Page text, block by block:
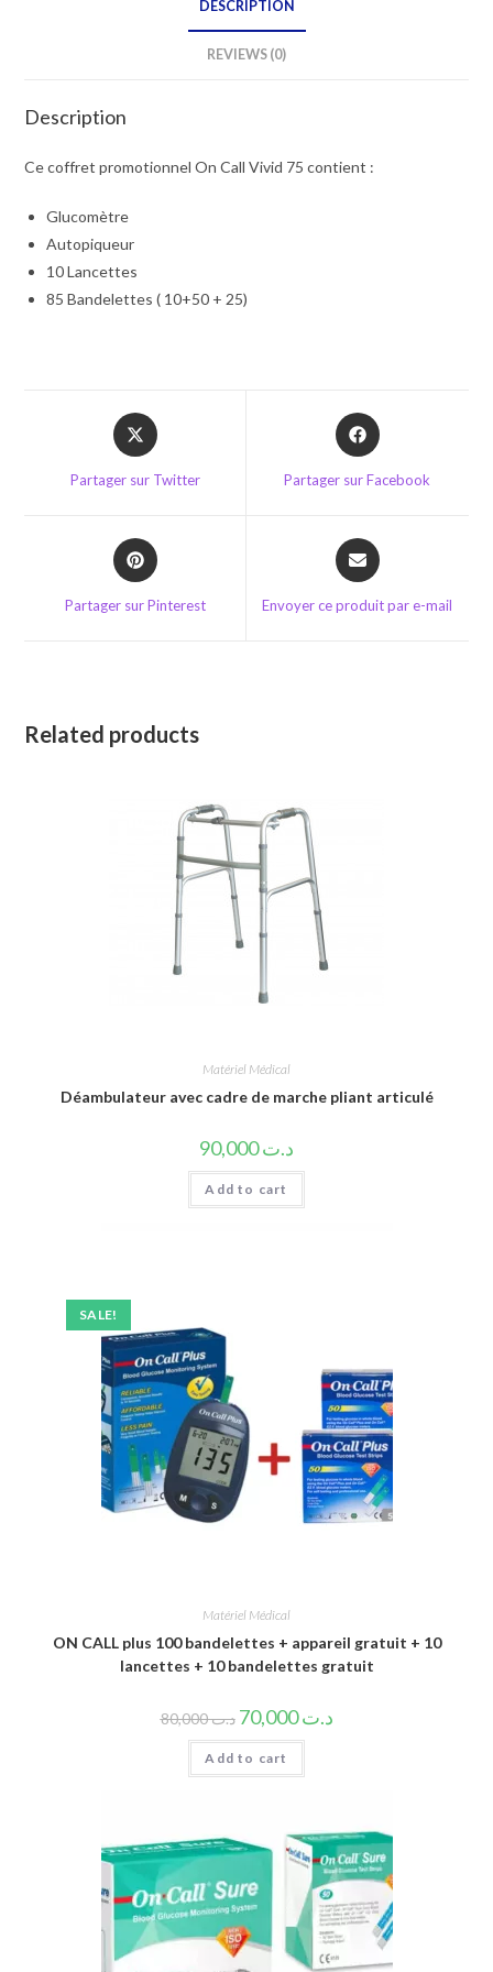
DESCRIPTION
REVIEWS (0)
Description
Ce coffret promotionnel On Call Vivid 75 contient :
Glucomètre
Autopiqueur
10 Lancettes
85 Bandelettes ( 10+50 + 25)
Opens
in
new
Partager sur Twitter
Opens
in
Partager sur Facebook
Opens
in
Partager sur Pinterest
Opens
in
new
Envoyer ce produit par e-mail
Related products
Matériel Médical
Déambulateur avec cadre de marche pliant articulé
د.ت90,000
Add to cart
SALE!
Matériel Médical
ON CALL plus 100 bandelettes + appareil gratuit + 10
lancettes + 10 bandelettes gratuit
د.ت80,000 د.ت70,000
Add to cart